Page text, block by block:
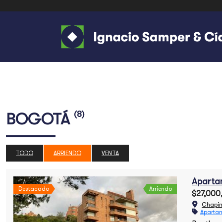
BOGOTÁ (8)
TODO ARRIENDO VENTA
Destacado Arriendo